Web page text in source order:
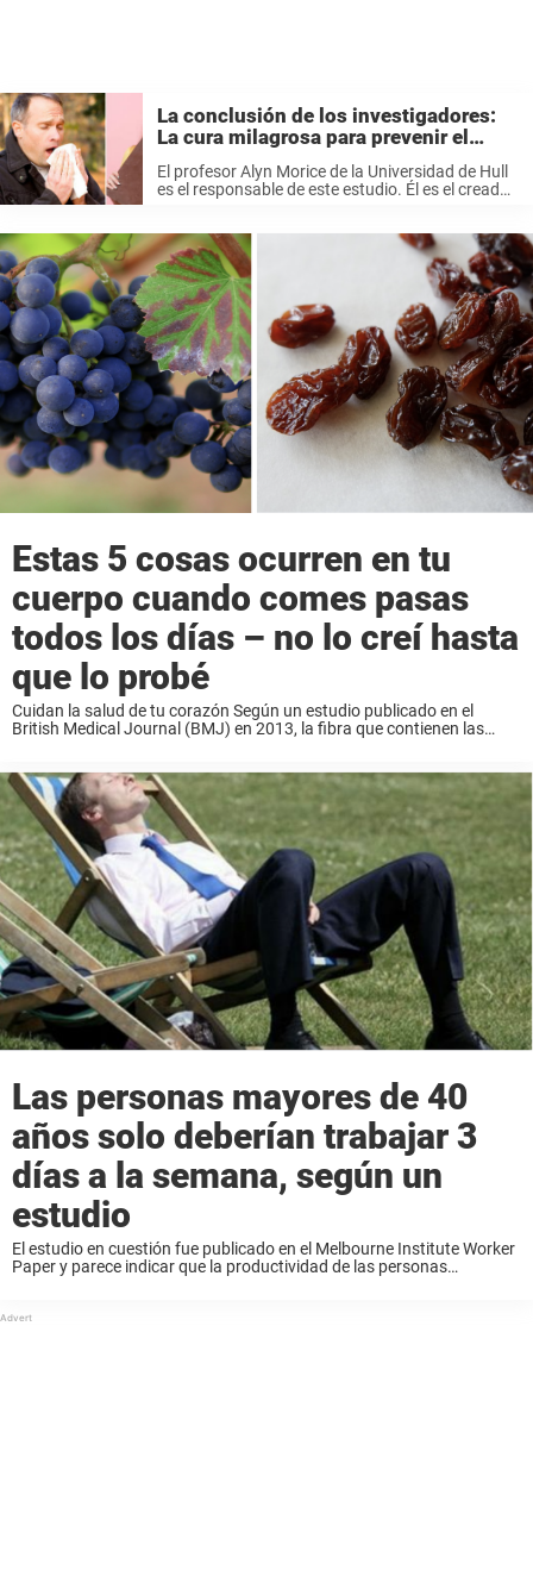
La conclusión de los investigadores:
La cura milagrosa para prevenir el
El profesor Alyn Morice de la Universidad de Hull
es el responsable de este estudio. Él es el creador
investigar ...
Estas 5 cosas ocurren en tu
cuerpo cuando comes pasas
todos los días – no lo creí hasta
que lo probé
Cuidan la salud de tu corazón Según un estudio publicado en el
British Medical Journal (BMJ) en 2013, la fibra que contienen las
Las personas mayores de 40
años solo deberían trabajar 3
días a la semana, según un
estudio
El estudio en cuestión fue publicado en el Melbourne Institute Worker
Paper y parece indicar que la productividad de las personas